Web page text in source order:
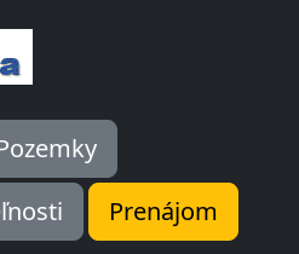
Prenájom